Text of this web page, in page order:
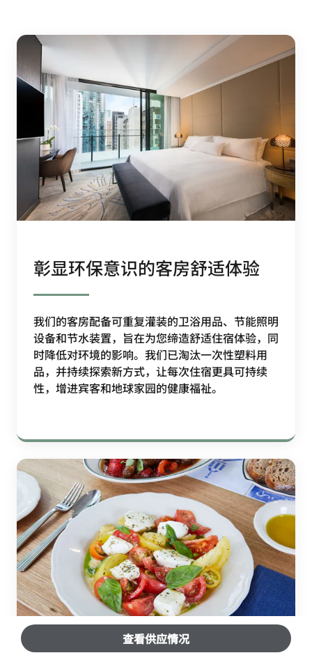
查看供应情况
彰显环保意识的客房舒适体验
我们的客房配备可重复灌装的卫浴用品、节能照明
设备和节水装置，旨在为您缔造舒适住宿体验，同
时降低对环境的影响。我们已淘汰一次性塑料用
品，并持续探索新方式，让每次住宿更具可持续
性，增进宾客和地球家园的健康福祉。